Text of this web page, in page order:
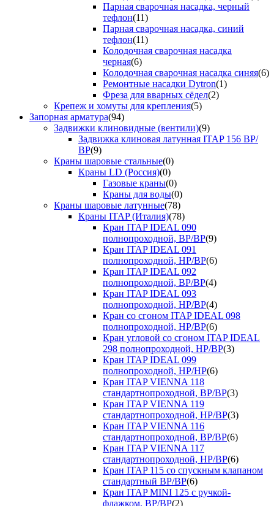
Парная сварочная насадка, черный
тефлон(11)
Парная сварочная насадка, синий
тефлон(11)
Колодочная сварочная насадка
черная(6)
Колодочная сварочная насадка синяя(6)
Ремонтные насадки Dytron(1)
Фреза для вварных сёдел(2)
Крепеж и хомуты для крепления(5)
Запорная арматура(94)
Задвижки клиновидные (вентили)(9)
Задвижка клиновая латунная ITAP 156 ВР/
ВР(9)
Краны шаровые стальные(0)
Краны LD (Россия)(0)
Газовые краны(0)
Краны для воды(0)
Краны шаровые латунные(78)
Краны ITAP (Италия)(78)
Кран ITAP IDEAL 090
полнопроходной, ВР/ВР(9)
Кран ITAP IDEAL 091
полнопроходной, НР/ВР(6)
Кран ITAP IDEAL 092
полнопроходной, ВР/ВР(4)
Кран ITAP IDEAL 093
полнопроходной, НР/ВР(4)
Кран со сгоном ITAP IDEAL 098
полнопроходной, НР/ВР(6)
Кран угловой со сгоном ITAP IDEAL
298 полнопроходной, НР/ВР(3)
Кран ITAP IDEAL 099
полнопроходной, НР/НР(6)
Кран ITAP VIENNA 118
стандартнопроходной, ВР/ВР(3)
Кран ITAP VIENNA 119
стандартнопроходной, НР/ВР(3)
Кран ITAP VIENNA 116
стандартнопроходной, ВР/ВР(6)
Кран ITAP VIENNA 117
стандартнопроходной, НР/ВР(6)
Кран ITAP 115 со спускным клапаном
стандартный ВР/ВР(6)
Кран ITAP MINI 125 с ручкой-
флажком, ВР/ВР(2)